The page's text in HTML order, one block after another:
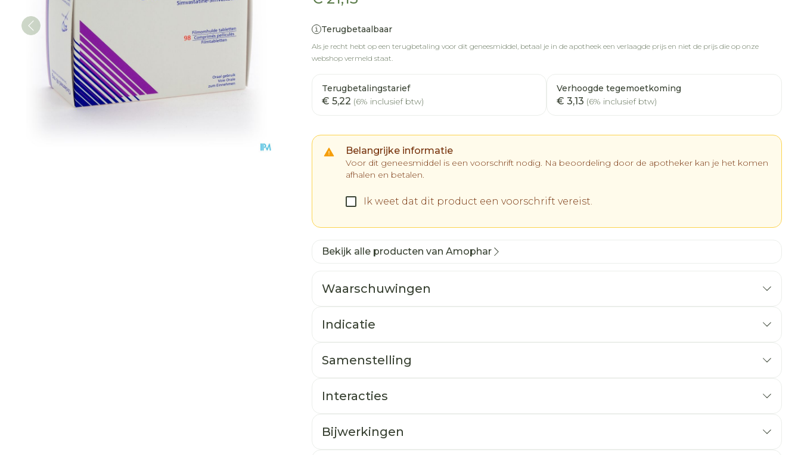
Terugbetaalbaar
Als je recht hebt op een terugbetaling voor dit geneesmiddel, betaal je in de apotheek een verlaagde prijs en niet de prijs die op onze
webshop vermeld staat.
Terugbetalingstarief
€ 5,22 (6% inclusief btw)
Verhoogde tegemoetkoming
€ 3,13 (6% inclusief btw)
Belangrijke informatie
Voor dit geneesmiddel is een voorschrift nodig. Na beoordeling door de apotheker kan je het komen
afhalen en betalen.
Ik weet dat dit product een voorschrift vereist.
Bekijk alle producten van Amophar
Waarschuwingen
Indicatie
Samenstelling
Interacties
Bijwerkingen